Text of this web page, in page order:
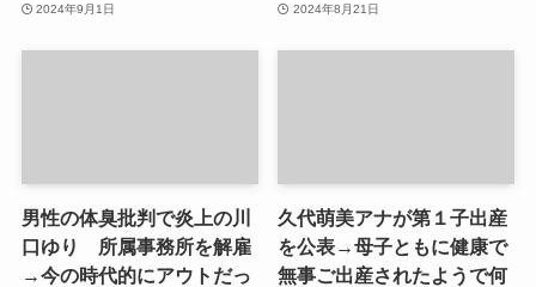
2024年9月1日 2024年8月21日
男性の体臭批判で炎上の川
口ゆり 所属事務所を解雇
→今の時代的にアウトだっ
久代萌美アナが第１子出産
を公表→母子ともに健康で
無事ご出産されたようで何